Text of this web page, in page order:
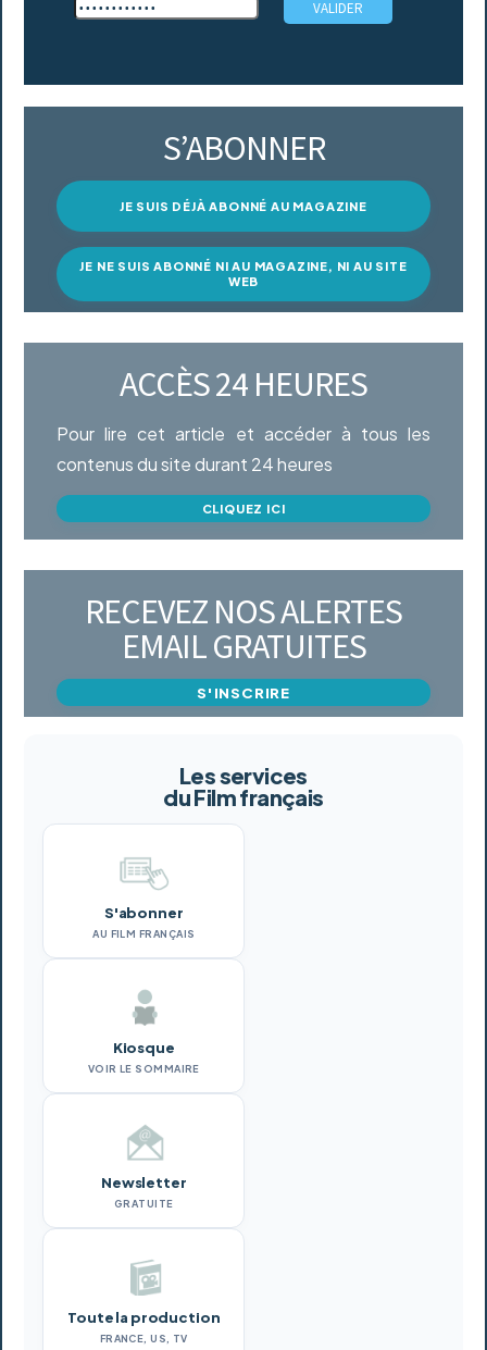
S’ABONNER
JE SUIS DÉJÀ ABONNÉ AU MAGAZINE
JE NE SUIS ABONNÉ NI AU MAGAZINE, NI AU SITE
WEB
ACCÈS 24 HEURES
Pour lire cet article et accéder à tous les
contenus du site durant 24 heures
CLIQUEZ ICI
RECEVEZ NOS ALERTES
EMAIL GRATUITES
S'INSCRIRE
Les services
du Film français
S'abonner
AU FILM FRANÇAIS
Kiosque
VOIR LE SOMMAIRE
Newsletter
GRATUITE
Toute la production
FRANCE, US, TV